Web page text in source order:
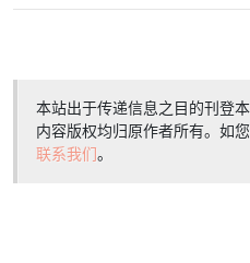
本站出于传递信息之目的刊登
内容版权均归原作者所有。如
联系我们。